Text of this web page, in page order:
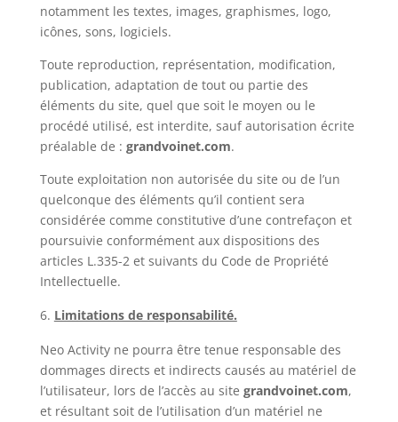
notamment les textes, images, graphismes, logo,
icônes, sons, logiciels.
Toute reproduction, représentation, modification,
publication, adaptation de tout ou partie des
éléments du site, quel que soit le moyen ou le
procédé utilisé, est interdite, sauf autorisation écrite
préalable de : grandvoinet.com.
Toute exploitation non autorisée du site ou de l’un
quelconque des éléments qu’il contient sera
considérée comme constitutive d’une contrefaçon et
poursuivie conformément aux dispositions des
articles L.335-2 et suivants du Code de Propriété
Intellectuelle.
Limitations de responsabilité.
Neo Activity ne pourra être tenue responsable des
dommages directs et indirects causés au matériel de
l’utilisateur, lors de l’accès au site grandvoinet.com,
et résultant soit de l’utilisation d’un matériel ne